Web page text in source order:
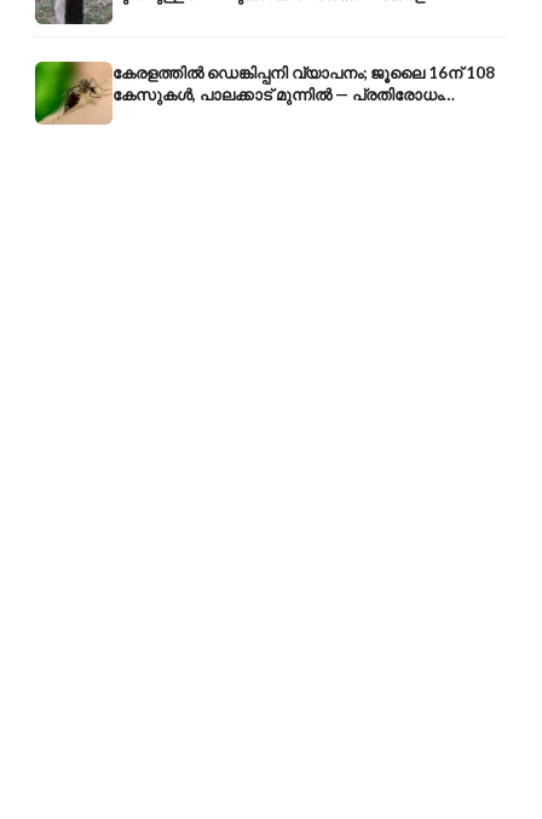
കർഷകർക്ക് ആശ്വാസം
കേരളത്തിൽ ഡെങ്കിപ്പനി വ്യാപനം; ജൂലൈ 16ന് 108
കേസുകൾ, പാലക്കാട് മുന്നിൽ — പ്രതിരോധം
എങ്ങനെ?